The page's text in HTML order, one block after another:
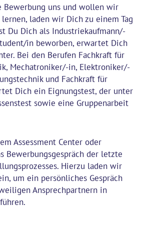
prüfst
und
Bewerbung uns und wollen wir
laden wir Dich zu einem Tag
Du Dich als Industriekaufmann/-
in beworben, erwartet Dich
Bei den Berufen Fachkraft für
Mechatroniker/-in, Elektroniker/-
und Fachkraft für
Dich ein Eignungstest, der unter
sowie eine Gruppenarbeit
Assessment Center oder
Bewerbungsgespräch der letzte
Hierzu laden wir
um ein persönliches Gespräch
Ansprechpartnern in